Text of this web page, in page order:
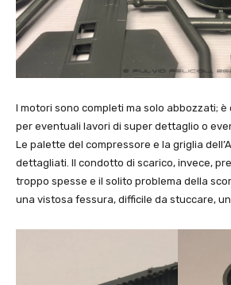
I motori sono completi ma solo abbozzati;
per eventuali lavori di super dettaglio o
Le palette del compressore e la griglia
dettagliati. Il condotto di scarico, invece,
troppo spesse e il solito problema della
una vistosa fessura, difficile da stuccare,